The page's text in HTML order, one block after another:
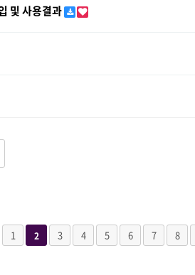
및 사용결과
1 2 3 4 5 6 7 8